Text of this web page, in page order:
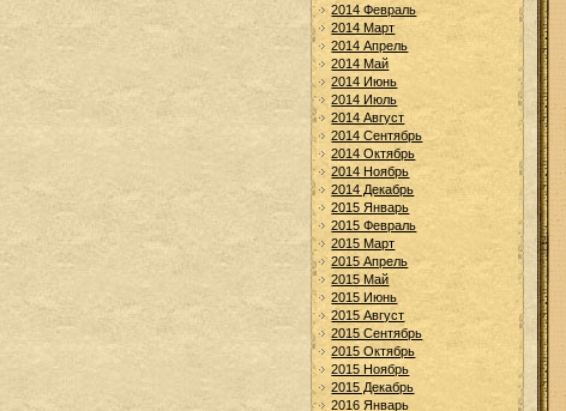
2014 Февраль
2014 Март
2014 Апрель
2014 Май
2014 Июнь
2014 Июль
2014 Август
2014 Сентябрь
2014 Октябрь
2014 Ноябрь
2014 Декабрь
2015 Январь
2015 Февраль
2015 Март
2015 Апрель
2015 Май
2015 Июнь
2015 Август
2015 Сентябрь
2015 Октябрь
2015 Ноябрь
2015 Декабрь
2016 Январь